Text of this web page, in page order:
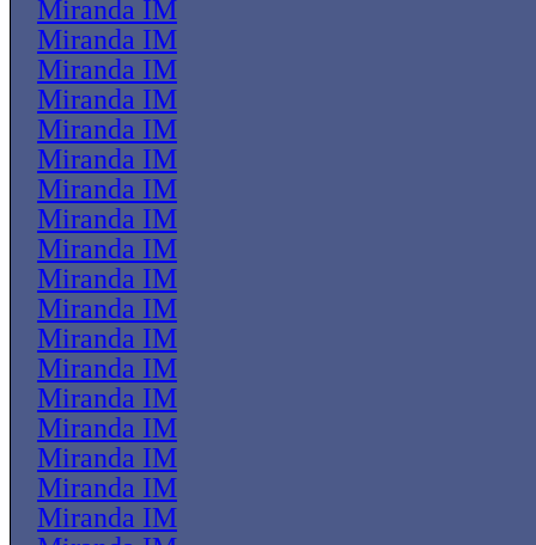
Miranda IM
Miranda IM
Miranda IM
Miranda IM
Miranda IM
Miranda IM
Miranda IM
Miranda IM
Miranda IM
Miranda IM
Miranda IM
Miranda IM
Miranda IM
Miranda IM
Miranda IM
Miranda IM
Miranda IM
Miranda IM